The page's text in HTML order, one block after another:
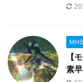
【
素